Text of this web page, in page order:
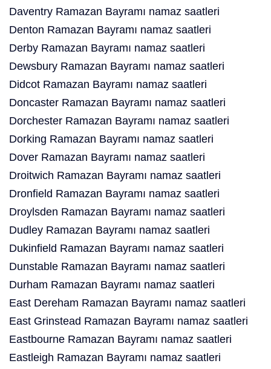
Daventry Ramazan Bayramı namaz saatleri
Denton Ramazan Bayramı namaz saatleri
Derby Ramazan Bayramı namaz saatleri
Dewsbury Ramazan Bayramı namaz saatleri
Didcot Ramazan Bayramı namaz saatleri
Doncaster Ramazan Bayramı namaz saatleri
Dorchester Ramazan Bayramı namaz saatleri
Dorking Ramazan Bayramı namaz saatleri
Dover Ramazan Bayramı namaz saatleri
Droitwich Ramazan Bayramı namaz saatleri
Dronfield Ramazan Bayramı namaz saatleri
Droylsden Ramazan Bayramı namaz saatleri
Dudley Ramazan Bayramı namaz saatleri
Dukinfield Ramazan Bayramı namaz saatleri
Dunstable Ramazan Bayramı namaz saatleri
Durham Ramazan Bayramı namaz saatleri
East Dereham Ramazan Bayramı namaz saatleri
East Grinstead Ramazan Bayramı namaz saatleri
Eastbourne Ramazan Bayramı namaz saatleri
Eastleigh Ramazan Bayramı namaz saatleri